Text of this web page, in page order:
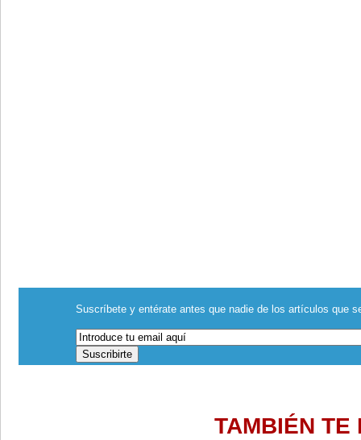
Suscríbete y entérate antes que nadie de los artículos que
TAMBIÉN TE